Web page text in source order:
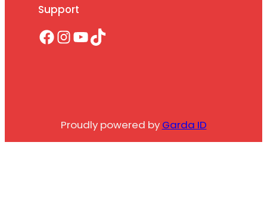
Support
Facebook InstagramYouTube TikTok
Proudly powered by Garda ID